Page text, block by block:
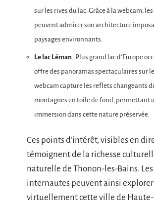
sur les rives du lac. Grâce à la webcam,
peuvent admirer son architecture
paysages environnants.
Le lac Léman : Plus grand lac d’Europe
offre des panoramas spectaculaires sur
webcam capture les reflets changeants
montagnes en toile de fond, permettant
immersion dans cette nature préservée.
Ces points d’intérêt, visibles en
témoignent de la richesse
naturelle de Thonon-les-Bains. Les
internautes peuvent ainsi explorer
virtuellement cette ville de Haute-